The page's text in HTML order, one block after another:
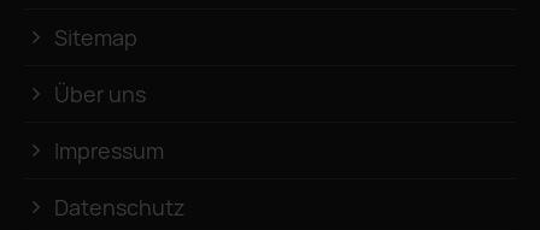
Sitemap
Über uns
Impressum
Datenschutz